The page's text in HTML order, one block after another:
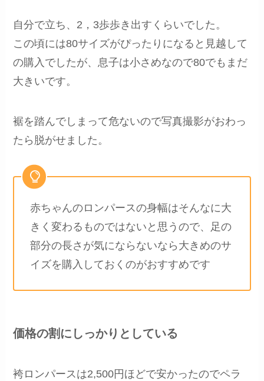
自分で立ち、2，3歩歩き出すくらいでした。
この頃には80サイズがぴったりになると見越して
の購入でしたが、息子は小さめなので80でもまだ
大きいです。
裾を踏んでしまって危ないので写真撮影がおわっ
たら脱がせました。
赤ちゃんのロンパースの身幅はそんなに大
きく変わるものではないと思うので、足の
部分の長さが気にならないなら大きめのサ
イズを購入しておくのがおすすめです
価格の割にしっかりとしている
袴ロンパースは2,500円ほどで安かったのでペラ